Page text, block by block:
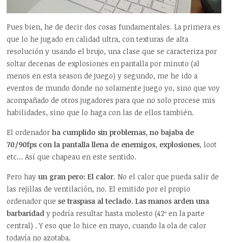
Pues bien, he de decir dos cosas fundamentales. La primera es
que lo he jugado en calidad ultra, con texturas de alta
resolución y usando el brujo, una clase que se caracteriza por
soltar decenas de explosiones en pantalla por minuto (al
menos en esta season de juego) y segundo, me he ido a
eventos de mundo donde no solamente juego yo, sino que voy
acompañado de otros jugadores para que no solo procese mis
habilidades, sino que lo haga con las de ellos también.
El ordenadorha cumplido sin problemas, no bajaba de
70/90fps con la pantalla llena de enemigos, explosiones, loot
etc… Así que chapeau en este sentido.
Pero hayun gran pero: El calor. No el calor que pueda salir de
las rejillas de ventilación, no. El emitido por el propio
ordenador quese traspasa al teclado.Las manos arden una
barbaridad y podría resultar hasta molesto (42º en la parte
central) . Y eso que lo hice en mayo, cuando la ola de calor
todavía no azotaba.